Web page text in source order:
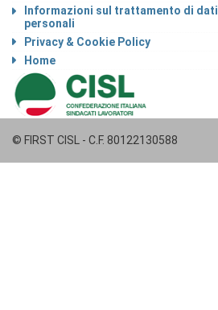
Informazioni sul trattamento di dati
personali
Privacy & Cookie Policy
Home
© FIRST CISL - C.F. 80122130588